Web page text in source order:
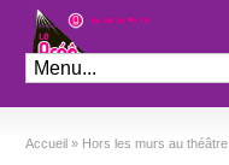
Théâtre le Préo
Accueil » Hors les murs au